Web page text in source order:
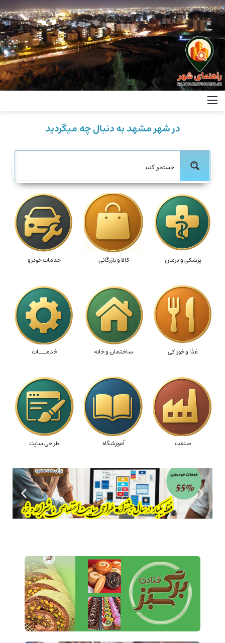
در شهر مشهد به دنبال چه میگردید
پزشکی و درمان کالا و بازرگانی خدمات خودرو
غذا و خوراکی ساختمان و خانه خدمـــات
صنعت آموزشگاه طراحی سایت